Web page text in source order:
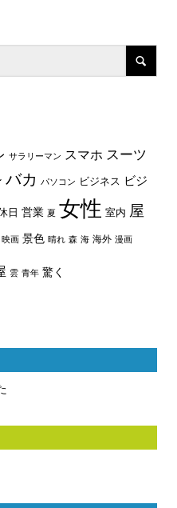
サラリーマン スマホ スーツ
バカ パソコン ビジネス ビジ
日 営業 夏 女性 室内 屋
映画 景色 晴れ 森 海 海外 漫画
雲 青年 驚く